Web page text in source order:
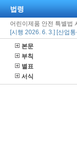
법령
어린이제품 안전 특별법
[시행 2026. 6. 3.] [산업
본문
부칙
별표
서식